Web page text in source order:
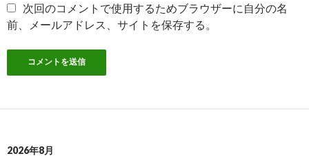
次回のコメントで使用するためブラウザーに自分の名
前、メールアドレス、サイトを保存する。
2026年8月